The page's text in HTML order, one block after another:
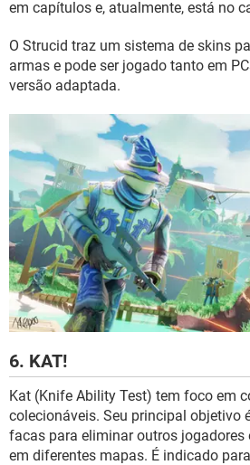
em capítulos e, atualmente, está no
O Strucid traz um sistema de skins
armas e pode ser jogado tanto em
versão adaptada.
6. KAT!
Kat (Knife Ability Test) tem foco em
colecionáveis. Seu principal objetivo
facas para eliminar outros
em diferentes mapas. É indicado